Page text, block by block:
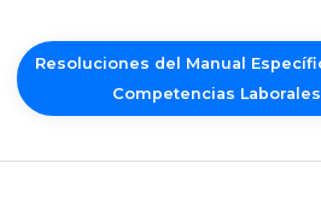
Resoluciones del Manual
Competencias